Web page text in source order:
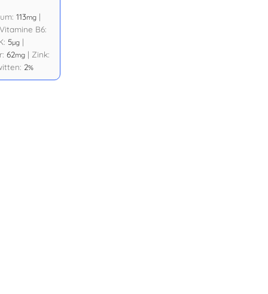
113mg |
Vitamine B6:
5µg |
62mg | Zink:
2%